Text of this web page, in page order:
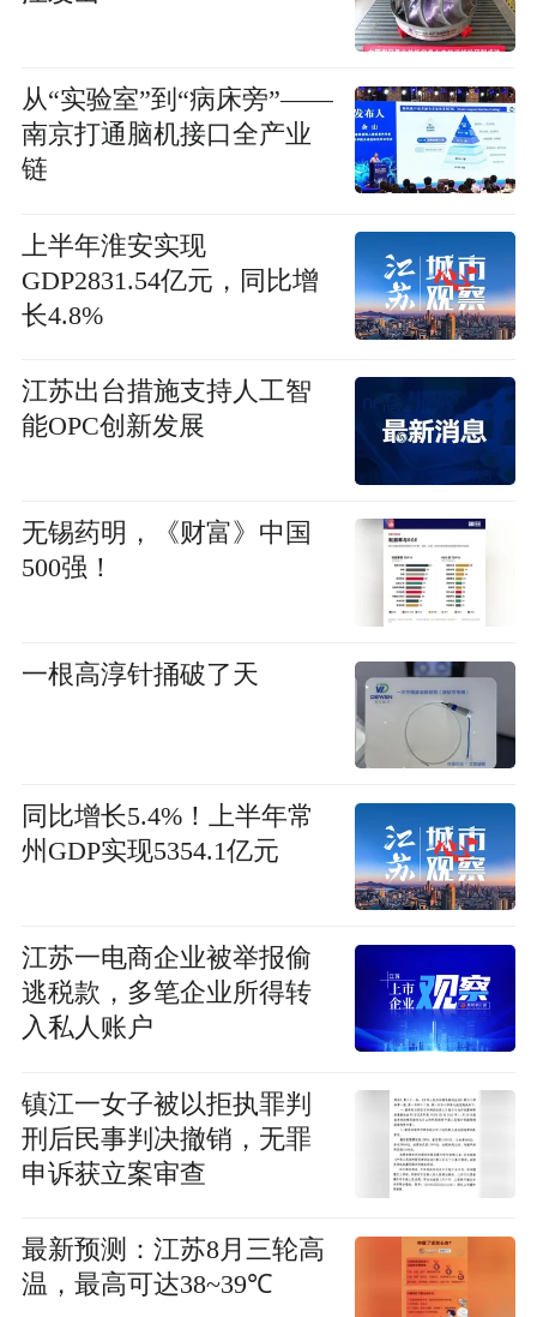
从“实验室”到“病床旁”——
南京打通脑机接口全产业
链
上半年淮安实现
GDP2831.54亿元，同比增
长4.8%
江苏出台措施支持人工智
能OPC创新发展
无锡药明，《财富》中国
500强！
一根高淳针捅破了天
同比增长5.4%！上半年常
州GDP实现5354.1亿元
江苏一电商企业被举报偷
逃税款，多笔企业所得转
入私人账户
镇江一女子被以拒执罪判
刑后民事判决撤销，无罪
申诉获立案审查
最新预测：江苏8月三轮高
温，最高可达38~39℃